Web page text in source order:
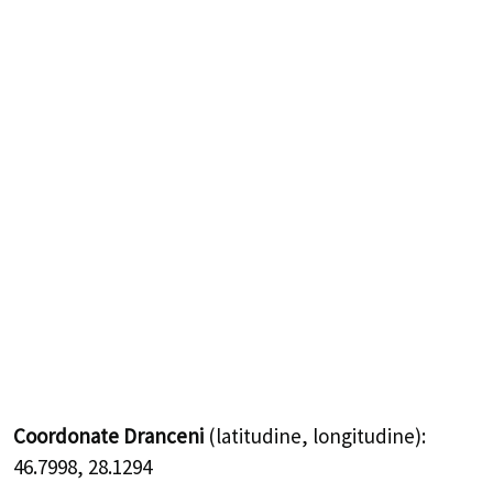
Coordonate Dranceni (latitudine, longitudine):
46.7998, 28.1294